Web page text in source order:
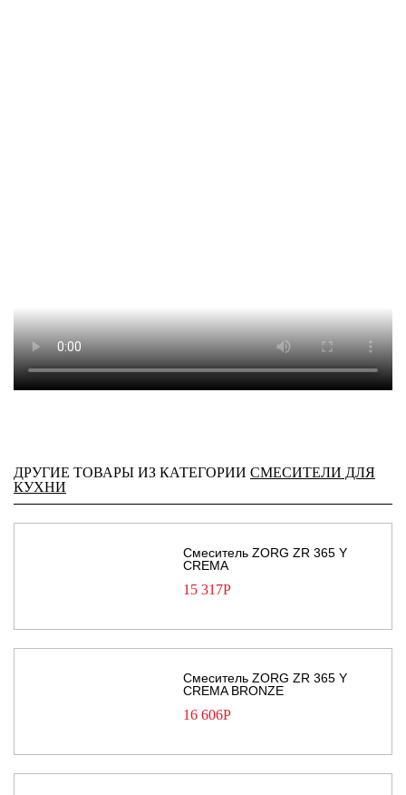
ДРУГИЕ ТОВАРЫ ИЗ КАТЕГОРИИ СМЕСИТЕЛИ ДЛЯ
КУХНИ
Смеситель ZORG ZR 365 Y
CREMA
15 317Р
Смеситель ZORG ZR 365 Y
CREMA BRONZE
16 606Р